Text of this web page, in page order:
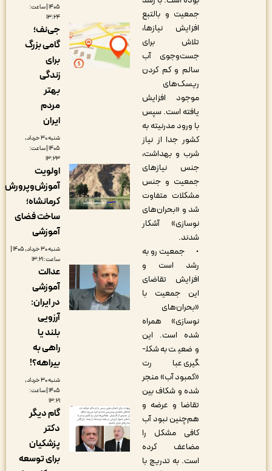
جمعیت و بالتبع
افزایش نیازها،
تلاش برای
جست‌وجوی آب
سالم و کم کردن
ریسک‌های
موجود افزایش
یافته است. سپس
با ورود مدرنیته به
کشور جدا از نیاز
شرب و بهداشت،
جنس نیازهای
جمعیت و جنس
مشکلات متفاوت
شد و «بحران‌های
نوسازی» آشکار
• جمعیت رو‌ به
رشد است و
افزایش تقاضای
این جمعیت با
«بحران‌های
نوسازی» همراه
شده است. این
وضعیت به شکل­
گیری عبارت
«کمبود آب» منجر
شده و شکاف بین
تقاضا و عرضه و
هم‌چنین نبود آب
کافی مشکل را
مضاعف کرده
است. به تدریج با
۱۴۰۵ | ساعت:
جی‌نف؛
گامی بزرگ
برای
شنبه ۳۰ خرداد,
۱۴۰۵ | ساعت:
اولویت
آموزش‌وپرورش
کرمانشاه؛
ساخت فضای
آموزشی
شنبه ۳۰ خرداد, ۱۴۰۵ |
عدالت
آموزشی
در ایران:
راهی به
بیراهه؟!
شنبه ۳۰ خرداد,
۱۴۰۵ | ساعت:
گام دیگر
دکتر
پزشکیان
برای توسعه